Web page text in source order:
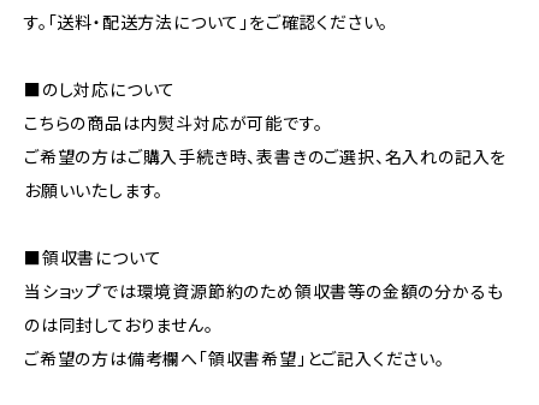
す。「送料・配送方法について」をご確認ください。
■のし対応について
こちらの商品は内熨斗対応が可能です。
ご希望の方はご購入手続き時、表書きのご選択、名入れの記入を
お願いいたします。
■領収書について
当ショップでは環境資源節約のため領収書等の金額の分かるも
のは同封しておりません。
ご希望の方は備考欄へ「領収書希望」とご記入ください。